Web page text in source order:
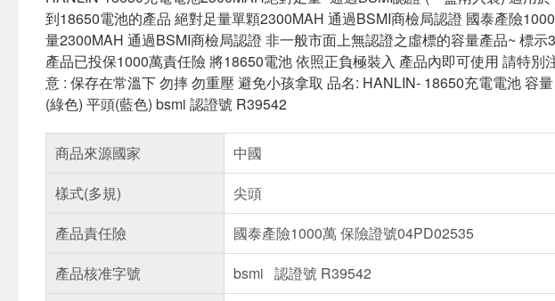
到18650電池的產品 絕對足量單顆2300MAH 通過BSMI商檢局認證 國泰產險
量2300MAH 通過BSMI商檢局認證 非一般市面上無認證之虛標的容量產品~ 標
產品已投保1000萬責任險 將18650電池 依照正負極裝入 產品內即可使用 請特別
意 : 保存在常溫下 勿摔 勿重壓 避免小孩拿取 品名: HANLIN- 18650充電電池 容
(綠色) 平頭(藍色) bsmi 認證號 R39542
商品來源國家
中國
樣式(多規)
尖頭
產品責任險
國泰產險1000萬 保險證號04PD02535
產品核准字號
bsmi 認證號 R39542